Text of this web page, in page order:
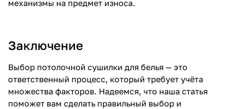
механизмы на предмет износа.
Заключение
Выбор потолочной сушилки для белья — это
ответственный процесс, который требует учёта
множества факторов. Надеемся, что наша статья
поможет вам сделать правильный выбор и